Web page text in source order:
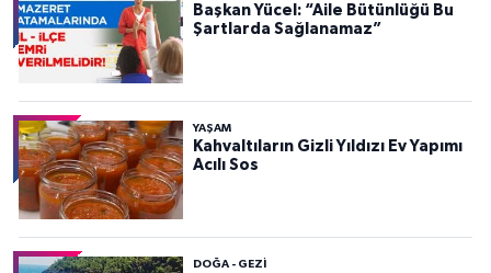
Başkan Yücel: “Aile Bütünlüğü Bu
Şartlarda Sağlanamaz”
YAŞAM
Kahvaltıların Gizli Yıldızı Ev Yapımı
Acılı Sos
DOĞA - GEZI